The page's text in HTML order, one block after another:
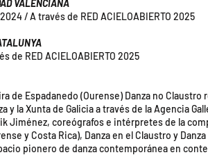
VALENCIANA
2024 / A través de RED ACIELOABIERTO 2025
de RED ACIELOABIERTO 2025
de Espadanedo (Ourense) Danza no Claustro
la Xunta de Galicia a través de la Agencia
Jiménez, coreógrafos e intérpretes de la
y Costa Rica), Danza en el Claustro y
pionero de danza contemporánea en